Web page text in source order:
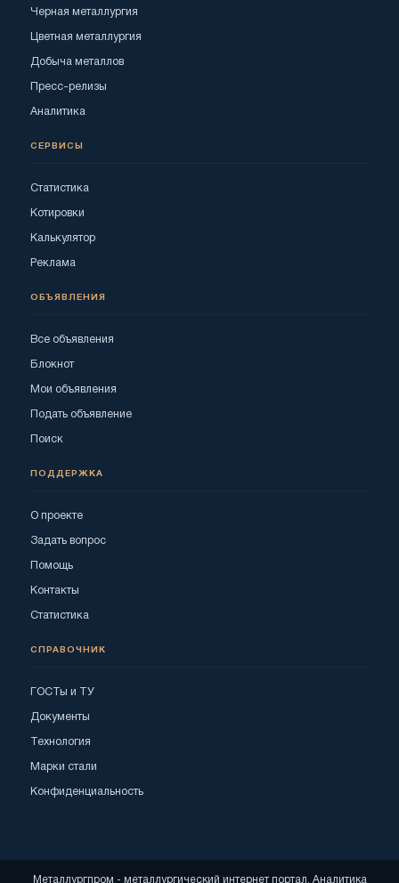
Черная металлургия
Цветная металлургия
Добыча металлов
Пресс-релизы
Аналитика
СЕРВИСЫ
Статистика
Котировки
Калькулятор
Реклама
ОБЪЯВЛЕНИЯ
Все объявления
Блокнот
Мои объявления
Подать объявление
Поиск
ПОДДЕРЖКА
О проекте
Задать вопрос
Помощь
Контакты
Статистика
СПРАВОЧНИК
ГОСТы и ТУ
Документы
Технология
Марки стали
Конфиденциальность
Металлургпром - металлургический интернет портал. Аналитика